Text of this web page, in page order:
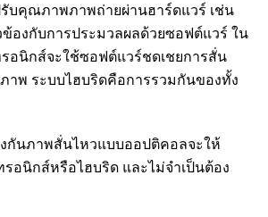
บคุณภาพภาพถ่ายผ่านฮาร์ดแวร์ เช่น
ข้องกับการประมวลผลด้วยซอฟต์แวร์ ใน
อนิกส์จะใช้ซอฟต์แวร์ชดเชยการสั่น
าพ ระบบไฮบริดคือการรวมกันของทั้ง
กันภาพสั่นไหวแบบออปติคอลจะให้
อนิกส์หรือไฮบริด และไม่จำเป็นต้อง